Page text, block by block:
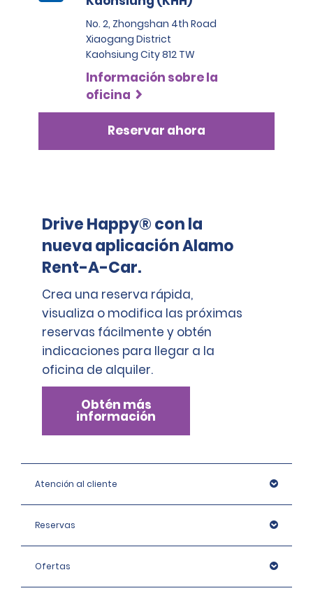
No. 2, Zhongshan 4th Road
Xiaogang District
Kaohsiung City 812 TW
Información sobre la
oficina
Reservar ahora
Drive Happy® con la
nueva aplicación Alamo
Rent-A-Car.
Crea una reserva rápida,
visualiza o modifica las próximas
reservas fácilmente y obtén
indicaciones para llegar a la
oficina de alquiler.
Obtén más
información
Atención al cliente
Reservas
Ofertas